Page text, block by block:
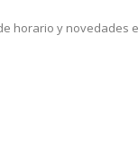
horario y novedades